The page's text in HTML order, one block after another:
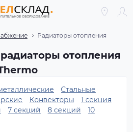
Радиаторы отопления
отопления
Стальные
Конвекторы
1 секция
7 секций 8 секций
10